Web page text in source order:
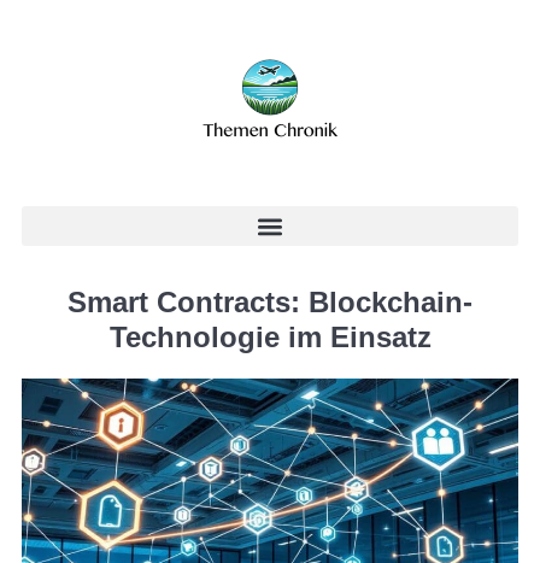
Smart Contracts: Blockchain-
Technologie im Einsatz